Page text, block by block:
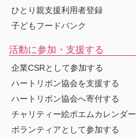
ひとり親支援利用者登録
子どもフードバンク
活動に参加・支援する
企業CSRとして参加する
ハートリボン協会を支援する
ハートリボン協会へ寄付する
チャリティー絵ポエムカレンダー
ボランティアとして参加する